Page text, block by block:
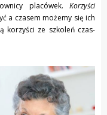
placówek. Korzyści
a czasem możemy się ich
korzyści ze szkoleń czas-